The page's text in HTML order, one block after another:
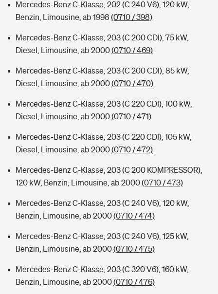
Mercedes-Benz C-Klasse, 202 (C 240 V6), 120 kW,
Benzin, Limousine, ab 1998 (0710 / 398)
Mercedes-Benz C-Klasse, 203 (C 200 CDI), 75 kW,
Diesel, Limousine, ab 2000(0710 / 469)
Mercedes-Benz C-Klasse, 203 (C 200 CDI), 85 kW,
Diesel, Limousine, ab 2000(0710 / 470)
Mercedes-Benz C-Klasse, 203 (C 220 CDI), 100 kW,
Diesel, Limousine, ab 2000(0710 / 471)
Mercedes-Benz C-Klasse, 203 (C 220 CDI), 105 kW,
Diesel, Limousine, ab 2000(0710 / 472)
Mercedes-Benz C-Klasse, 203 (C 200 KOMPRESSOR),
120 kW, Benzin, Limousine, ab 2000(0710 / 473)
Mercedes-Benz C-Klasse, 203 (C 240 V6), 120 kW,
Benzin, Limousine, ab 2000(0710 / 474)
Mercedes-Benz C-Klasse, 203 (C 240 V6), 125 kW,
Benzin, Limousine, ab 2000(0710 / 475)
Mercedes-Benz C-Klasse, 203 (C 320 V6), 160 kW,
Benzin, Limousine, ab 2000(0710 / 476)